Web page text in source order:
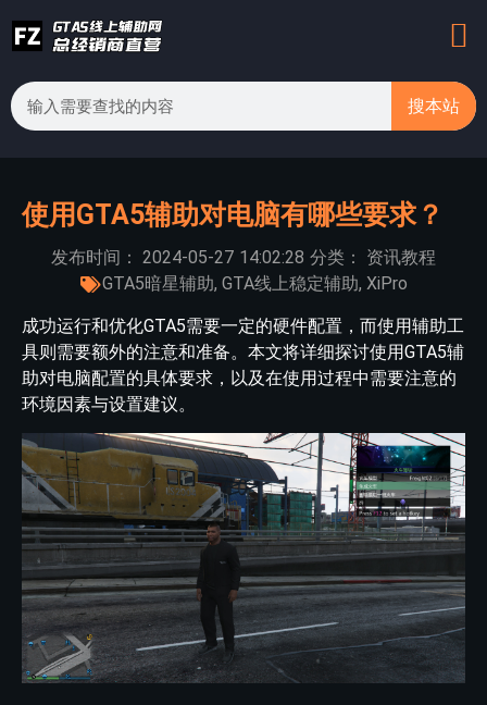
搜本站
使用GTA5辅助对电脑有哪些要求？
发布时间： 2024-05-27 14:02:28 分类：
资讯教程
GTA5暗星辅助, GTA线上稳定辅助, XiPro
成功运行和优化GTA5需要一定的硬件配置，而使用辅助工
具则需要额外的注意和准备。本文将详细探讨使用GTA5辅
助对电脑配置的具体要求，以及在使用过程中需要注意的
环境因素与设置建议。